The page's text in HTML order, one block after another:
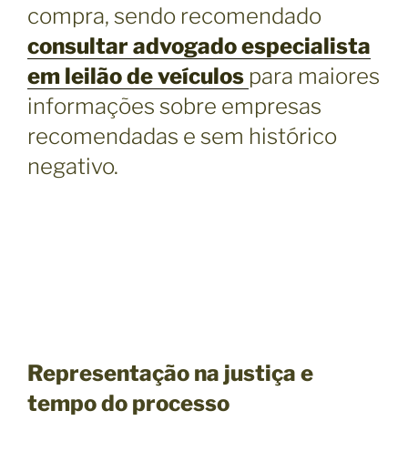
compra, sendo recomendado
consultar advogado especialista
em leilão de veículos para maiores
informações sobre empresas
recomendadas e sem histórico
negativo.
Representação na justiça e
tempo do processo